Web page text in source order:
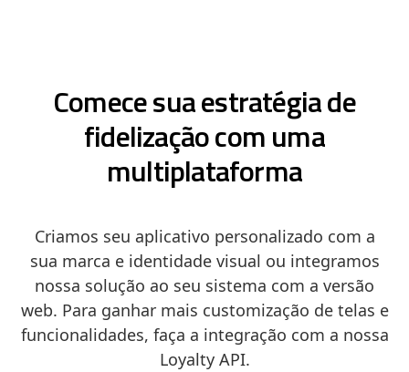
Comece sua estratégia de
fidelização com uma
multiplataforma
Criamos seu aplicativo personalizado com a
sua marca e identidade visual ou integramos
nossa solução ao seu sistema com a versão
web. Para ganhar mais customização de telas e
funcionalidades, faça a integração com a nossa
Loyalty API.